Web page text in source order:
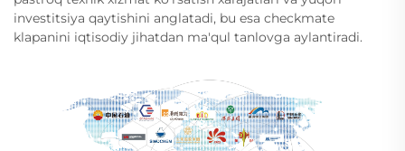
investitsiya qaytishini anglatadi, bu esa checkmate
klapanini iqtisodiy jihatdan ma'qul tanlovga aylantiradi.